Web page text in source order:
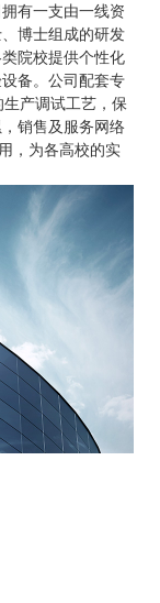
有一支由一线资
博士组成的研发
院校提供个性化
备。公司配套专
产调试工艺，保
销售及服务网络
，为各高校的实